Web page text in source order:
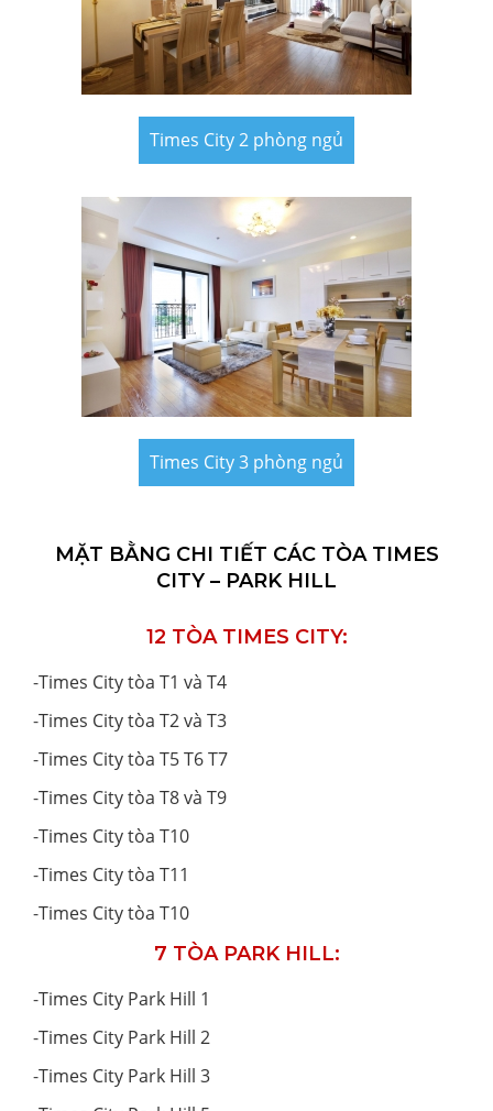
Times City 2 phòng ngủ
Times City 3 phòng ngủ
MẶT BẰNG CHI TIẾT CÁC TÒA TIMES
CITY – PARK HILL
12 TÒA TIMES CITY:
-Times City tòa T1 và T4
-Times City tòa T2 và T3
-Times City tòa T5 T6 T7
-Times City tòa T8 và T9
-Times City tòa T10
-Times City tòa T11
-Times City tòa T10
7 TÒA PARK HILL:
-Times City Park Hill 1
-Times City Park Hill 2
-Times City Park Hill 3